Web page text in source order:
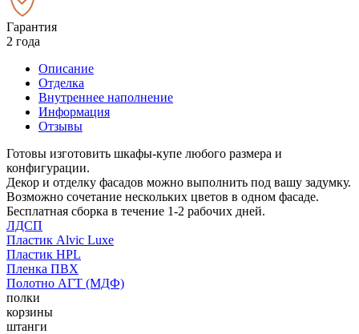
Гарантия
2 года
Описание
Отделка
Внутреннее наполнение
Информация
Отзывы
Готовы изготовить шкафы-купе любого размера и
конфигурации.
Декор и отделку фасадов можно выполнить под вашу задумку.
Возможно сочетание нескольких цветов в одном фасаде.
Бесплатная сборка в течение 1-2 рабочих дней.
ЛДСП
Пластик Alvic Luxe
Пластик HPL
Пленка ПВХ
Полотно АГТ (МДФ)
полки
корзины
штанги